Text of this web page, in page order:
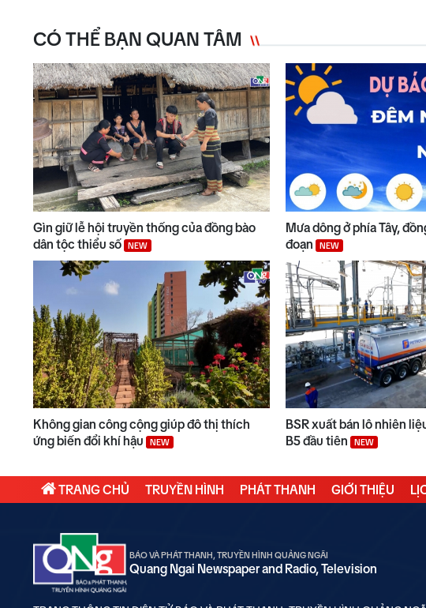
CÓ THỂ BẠN QUAN TÂM
Gìn giữ lễ hội truyền thống của đồng bào
dân tộc thiểu số
NEW
Mưa dông ở phía Tây,
đoạn
NEW
Không gian công cộng giúp đô thị thích
ứng biến đổi khí hậu
NEW
BSR xuất bán lô nhiên
B5 đầu tiên
NEW
TRANG CHỦ TRUYỀN HÌNH PHÁT THANH GIỚI THIỆU
BÁO VÀ PHÁT THANH, TRUYỀN HÌNH QUẢNG NGÃI
Quang Ngai Newspaper and Radio, Television